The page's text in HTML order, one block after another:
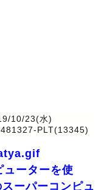
10/23(水)
PLT(13345)
ューターを使
ーパーコンピュ